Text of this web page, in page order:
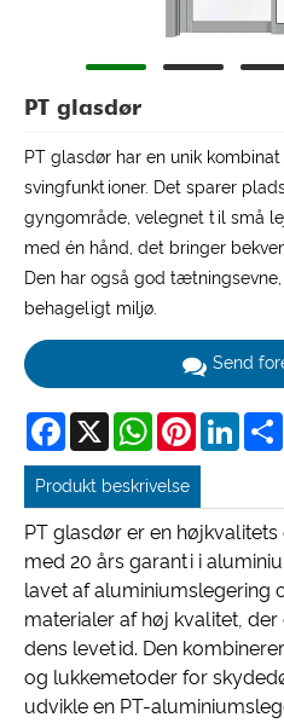
PT glasdør
PT glasdør har en unik
svingfunktioner. Det sparer
gyngområde, velegnet til små
med én hånd, det bringer
Den har også god
behageligt miljø.
Send
Facebook
X WhatsAppPinterest
Produkt beskrivelse
PT glasdør er en
med 20 års garanti i
lavet af aluminiumslegering
materialer af høj kvalitet,
dens levetid. Den
og lukkemetoder for
udvikle en PT-